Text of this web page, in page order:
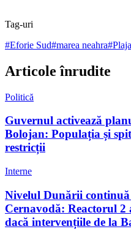
Tag-uri
#Eforie Sud#marea neahra#Plaja
Articole înrudite
Politică
Guvernul activează
Bolojan: Populația și
restricții
Interne
Nivelul Dunării
Cernavodă: Reactorul
dacă intervențiile de la